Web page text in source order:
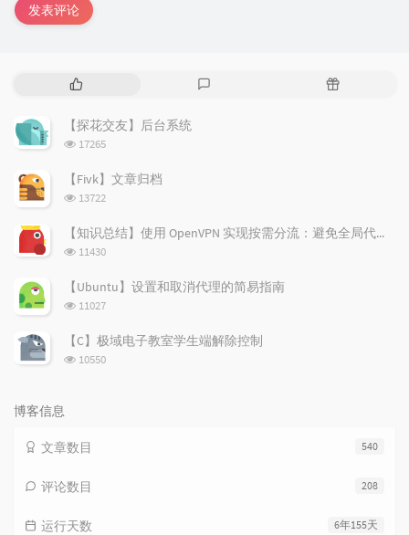
发表评论
热
文
章
随
【探花交友】后台系统
浏
次
17265
【Fivk】文章归档
浏
次
数:
13722
【知识总结】使用 OpenVPN 实现按需分流：避免全局代理泄露隐私
浏
次
11430
【Ubuntu】设置和取消代理的简易指南
浏
次
数:
11027
【C】极域电子教室学生端解除控制
浏
10550
博客信息
540
文章数目
208
评论数目
6年155天
运行天数